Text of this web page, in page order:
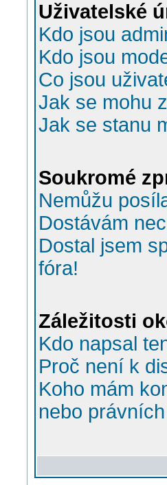
Uživatelské
Kdo jsou
Kdo jsou
Co jsou
Jak se mohu
Jak se stanu
Soukromé
Nemůžu
Dostávám
Dostal jsem
fóra!
Záležitosti
Kdo napsal
Proč není k
Koho mám
nebo